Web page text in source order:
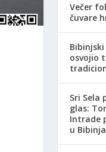
Večer
čuvare
Bibinjski
osvojio
Sri Sela
glas:
Intrade
u